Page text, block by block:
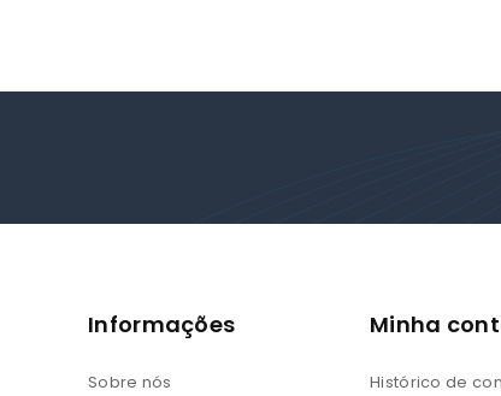
Informações
Sobre nós
Minha
Histórico de